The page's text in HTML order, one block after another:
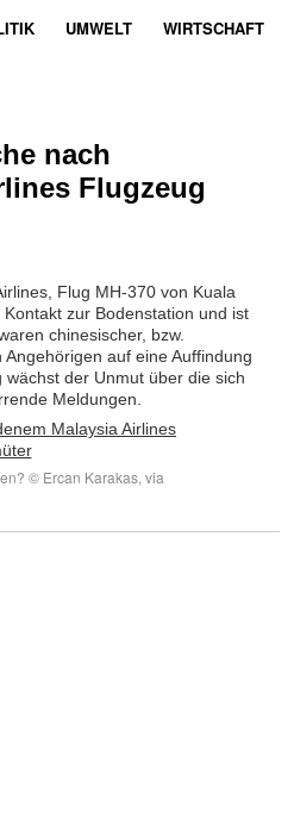
UMWELT WIRTSCHAFT
nach
Flugzeug
Flug MH-370 von Kuala
zur Bodenstation und ist
chinesischer, bzw.
auf eine Auffindung
der Unmut über die sich
Meldungen.
© Ercan Karakas, via